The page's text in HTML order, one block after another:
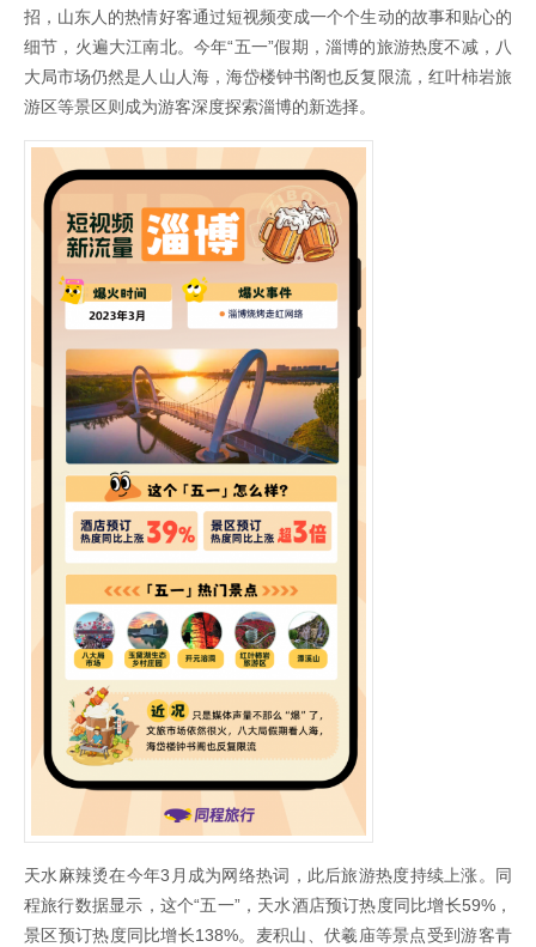
招，山东人的热情好客通过短视频变成一个个生动的故事和贴心的
细节，火遍大江南北。今年“五一”假期，淄博的旅游热度不减，八
大局市场仍然是人山人海，海岱楼钟书阁也反复限流，红叶柿岩旅
游区等景区则成为游客深度探索淄博的新选择。
天水麻辣烫在今年3月成为网络热词，此后旅游热度持续上涨。同
程旅行数据显示，这个“五一”，天水酒店预订热度同比增长59%，
景区预订热度同比增长138%。麦积山、伏羲庙等景点受到游客青